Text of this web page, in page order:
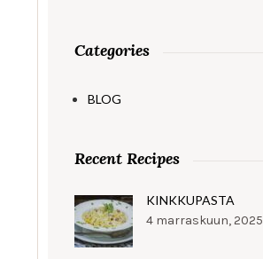
Categories
BLOG
Recent Recipes
KINKKUPASTA
4 marraskuun, 2025